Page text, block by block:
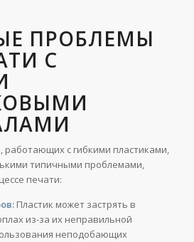
ПРОБЛЕМЫ
С
работающих с гибкими пластиками,
типичными проблемами,
печати:
Пластик может застрять в
из-за их неправильной
неподобающих